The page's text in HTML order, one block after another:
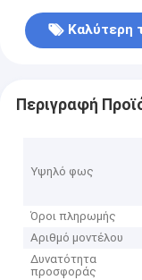
Καλύτερη
Περιγραφή
Υψηλό φως
Όροι πληρωμής
Αριθμό μοντέλου
Δυνατότητα
προσφοράς